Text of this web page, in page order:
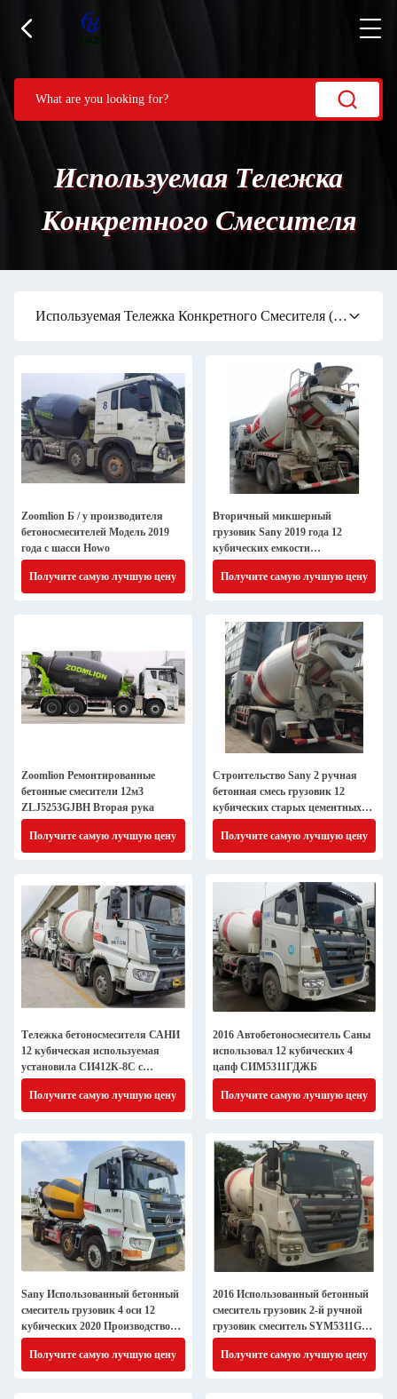
Используемая Тележка
Конкретного Смесителя
Используемая Тележка Конкретного Смесителя (12)
Zoomlion Б / у производителя
бетоносмесителей Модель 2019
года с шасси Howo
Получите самую лучшую цену
Вторичный микшерный
грузовик Sany 2019 года 12
кубических емкости
10200×2530×3990 мм
Получите самую лучшую цену
Zoomlion Ремонтированные
бетонные смесители 12м3
ZLJ5253GJBH Вторая рука
Получите самую лучшую цену
Строительство Sany 2 ручная
бетонная смесь грузовик 12
кубических старых цементных
смесителей грузовиков 2021
Получите самую лучшую цену
Тележка бетоносмесителя САНИ
12 кубическая используемая
установила СИ412К-8С с
двигателем Хино
Получите самую лучшую цену
2016 Автобетоносмеситель Саны
использовал 12 кубических 4
цапф СИМ5311ГДЖБ
Получите самую лучшую цену
Sany Использованный бетонный
смеситель грузовик 4 оси 12
кубических 2020 Производство
Старый
Получите самую лучшую цену
2016 Использованный бетонный
смеситель грузовик 2-й ручной
грузовик смеситель SYM5311GJB
12 кубических
Получите самую лучшую цену